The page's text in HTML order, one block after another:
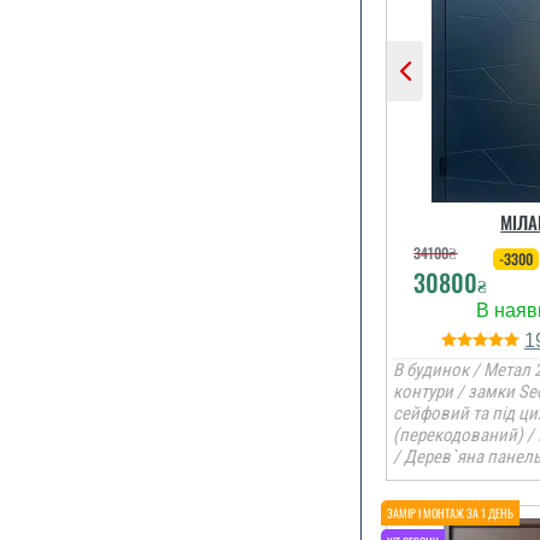
чекати не
і
днів, двері
34100₴
30800₴
-3300
В будинок / Метал
контури / замки
сейфовий та під
(перекодований)
/ Дерев`яна панель